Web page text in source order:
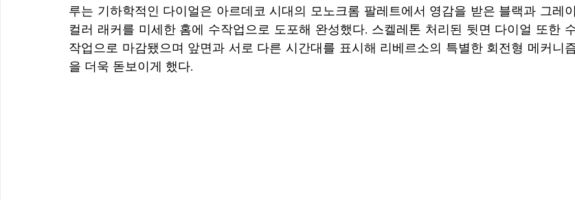
루는 기하학적인 다이얼은 아르데코 시대의 모노크롬 팔레트에서 영감을 받은 블랙과 그레이
컬러 래커를 미세한 홈에 수작업으로 도포해 완성했다. 스켈레톤 처리된 뒷면 다이얼 또한
작업으로 마감됐으며 앞면과 서로 다른 시간대를 표시해 리베르소의 특별한 회전형 메커니
을 더욱 돋보이게 했다.